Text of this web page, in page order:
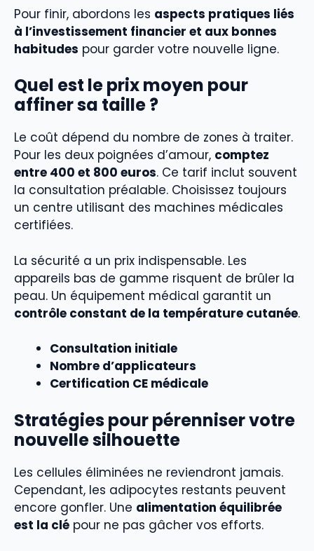
Pour finir, abordons les aspects pratiques liés
à l’investissement financier et aux bonnes
habitudes pour garder votre nouvelle ligne.
Quel est le prix moyen pour
affiner sa taille ?
Le coût dépend du nombre de zones à traiter.
Pour les deux poignées d’amour, comptez
entre 400 et 800 euros. Ce tarif inclut souvent
la consultation préalable. Choisissez toujours
un centre utilisant des machines médicales
certifiées.
La sécurité a un prix indispensable. Les
appareils bas de gamme risquent de brûler la
peau. Un équipement médical garantit un
contrôle constant de la température cutanée.
Consultation initiale
Nombre d’applicateurs
Certification CE médicale
Stratégies pour pérenniser votre
nouvelle silhouette
Les cellules éliminées ne reviendront jamais.
Cependant, les adipocytes restants peuvent
encore gonfler. Une alimentation équilibrée
est la clé pour ne pas gâcher vos efforts.